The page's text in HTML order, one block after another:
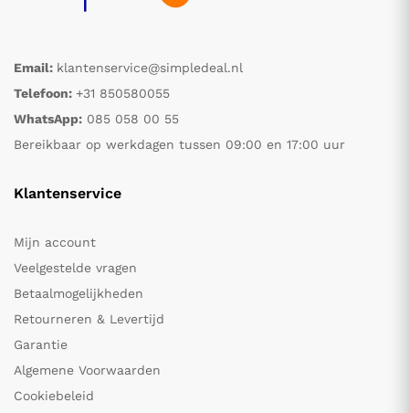
Email: klantenservice@simpledeal.nl
Telefoon: +31 850580055
WhatsApp: 085 058 00 55
Bereikbaar op werkdagen tussen 09:00 en 17:00 uur
Klantenservice
Mijn account
Veelgestelde vragen
Betaalmogelijkheden
Retourneren & Levertijd
Garantie
Algemene Voorwaarden
Cookiebeleid